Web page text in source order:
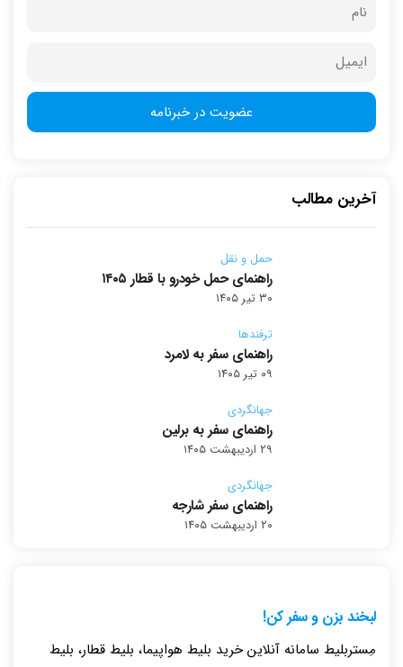
آخرین مطالب
حمل و نقل
راهنمای حمل خودرو با قطار ۱۴۰۵
۳۰ تیر ۱۴۰۵
ترفندها
راهنمای سفر به لامرد
۰۹ تیر ۱۴۰۵
جهانگردی
راهنمای سفر به برلین
۲۹ اردیبهشت ۱۴۰۵
جهانگردی
راهنمای سفر شارجه
۲۰ اردیبهشت ۱۴۰۵
لبخند بزن و سفر کن!
مِستربلیط سامانه آنلاین خرید بلیط هواپیما، بلیط قطار، بلیط